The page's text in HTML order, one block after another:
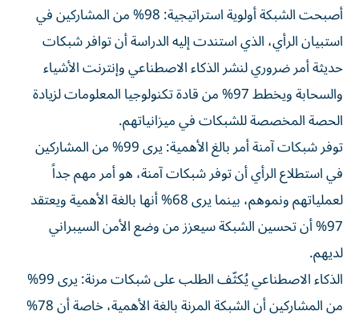
أصبحت الشبكة أولوية استراتيجية: 98% من المشاركين في
استبيان الرأي، الذي استندت إليه الدراسة أن توافر شبكات
حديثة أمر ضروري لنشر الذكاء الاصطناعي وإنترنت الأشياء
والسحابة ويخطط 97% من قادة تكنولوجيا المعلومات لزيادة
الحصة المخصصة للشبكات في ميزانياتهم.
توفر شبكات آمنة أمر بالغ الأهمية: يرى 99% من المشاركين
في استطلاع الرأي أن توفر شبكات آمنة، هو أمر مهم جداً
لعملياتهم ونموهم، بينما يرى 68% أنها بالغة الأهمية ويعتقد
97% أن تحسين الشبكة سيعزز من وضع الأمن ​​السيبراني
لديهم.
الذكاء الاصطناعي يُكثّف الطلب على شبكات مرنة: يرى 99%
من المشاركين أن الشبكة المرنة بالغة الأهمية، خاصة أن 78%